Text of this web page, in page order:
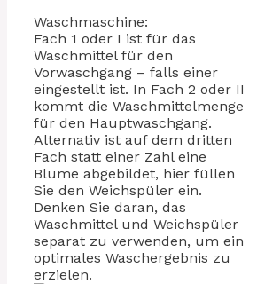
Waschmaschine:
Fach 1 oder I ist für das
Waschmittel für den
Vorwaschgang – falls einer
eingestellt ist. In Fach 2 oder II
kommt die Waschmittelmenge
für den Hauptwaschgang.
Alternativ ist auf dem dritten
Fach statt einer Zahl eine
Blume abgebildet, hier füllen
Sie den Weichspüler ein.
Denken Sie daran, das
Waschmittel und Weichspüler
separat zu verwenden, um ein
optimales Waschergebnis zu
erzielen.